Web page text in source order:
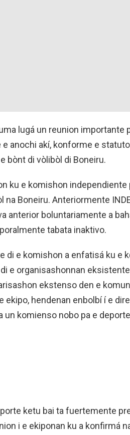
lugá un reunion importante
anochi akí, konforme e
bònt di vòlibòl di Boneiru.
ku e komishon independiente
Boneiru. Anteriormente
anterior boluntariamente a
tabata inaktivo.
di e komishon a enfatisá ku e
e organisashonnan
ekstenso den e
hendenan enbolbí í e
komienso nobo pa e
ketu bai ta fuertemente
i e ekiponan ku a konfirmá